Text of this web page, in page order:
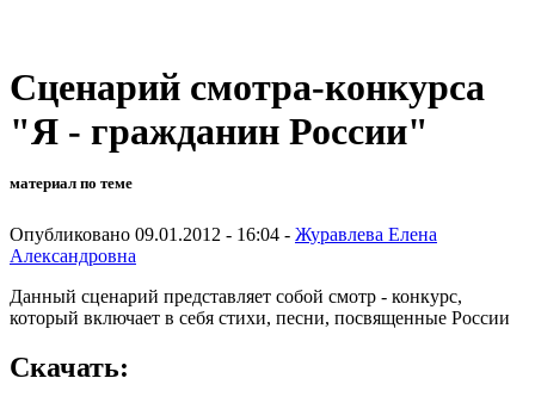
Сценарий смотра-конкурса
"Я - гражданин России"
материал по теме
Опубликовано 09.01.2012 - 16:04 - Журавлева Елена
Александровна
Данный сценарий представляет собой смотр - конкурс,
который включает в себя стихи, песни, посвященные России
Скачать: